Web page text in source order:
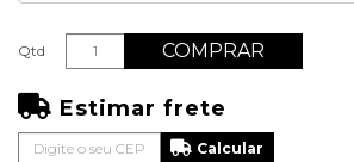
Qtd COMPRAR
Estimar frete